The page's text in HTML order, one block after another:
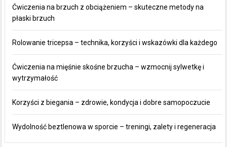
Ćwiczenia na brzuch z obciążeniem – skuteczne metody na
płaski brzuch
Rolowanie tricepsa – technika, korzyści i wskazówki dla każdego
Ćwiczenia na mięśnie skośne brzucha – wzmocnij sylwetkę i
wytrzymałość
Korzyści z biegania – zdrowie, kondycja i dobre samopoczucie
Wydolność beztlenowa w sporcie – treningi, zalety i regeneracja